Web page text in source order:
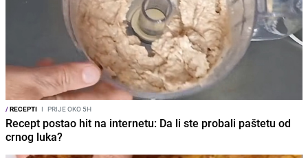
/RECEPTI I PRIJE OKO 5H
Recept postao hit na internetu: Da li ste probali paštetu od
crnog luka?